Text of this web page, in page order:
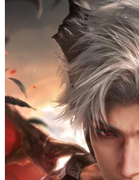
女性向け
アプリレビュー
その他
電ファミニコゲーマーとは？
運営：株式会社マレ